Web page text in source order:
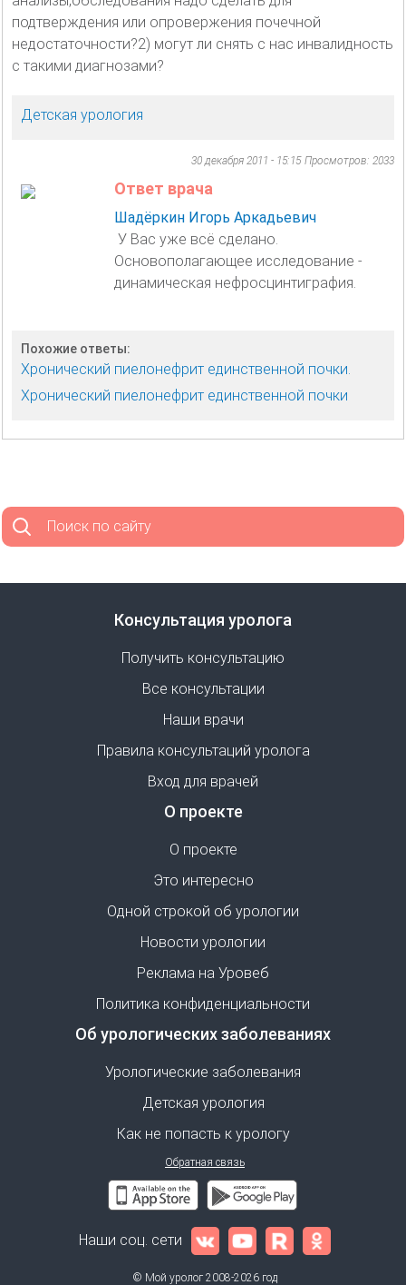
подтверждения или опровержения почечной
недостаточности?2) могут ли снять с нас инвалидность
с такими диагнозами?
Детская урология
30 декабря 2011 - 15:15 Просмотров: 2033
Ответ врача
Шадёркин Игорь Аркадьевич
У Вас уже всё сделано.
Основополагающее исследование -
динамическая нефросцинтиграфия.
Похожие ответы:
Хронический пиелонефрит единственной почки.
Хронический пиелонефрит единственной почки
Поиск по сайту
Консультация уролога
Получить консультацию
Все консультации
Наши врачи
Правила консультаций уролога
Вход для врачей
О проекте
О проекте
Это интересно
Одной строкой об урологии
Новости урологии
Реклама на Уровеб
Политика конфиденциальности
Об урологических заболеваниях
Урологические заболевания
Детская урология
Как не попасть к урологу
Обратная связь
Наши соц. сети
© Мой уролог 2008-2026 год